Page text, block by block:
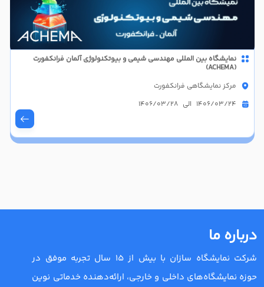
نمایشگاه بین المللی مهندسی شیمی و بیوتکنولوژی آلمان فرانکفورت
(ACHEMA)
مرکز نمایشگاهی فرانکفورت
1406/03/24 الی 1406/03/28
درباره ما
شرکت نمایشگاه سازان با بیش از 15 سال تجربه موفق در
حوزه نمایشگاه‌های داخلی و خارجی، ارائه‌دهنده خدماتی نوین